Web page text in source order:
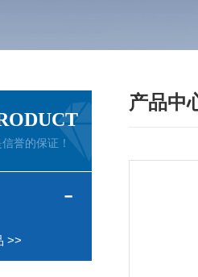
产品中
誉的保证！
>>